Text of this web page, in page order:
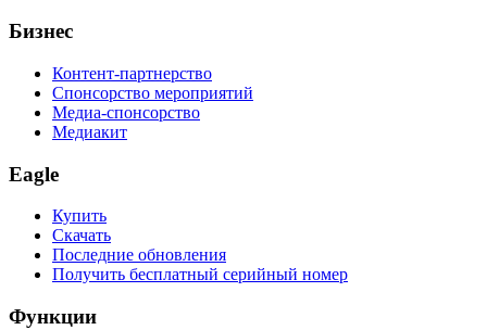
Бизнес
Контент-партнерство
Спонсорство мероприятий
Медиа-спонсорство
Медиакит
Eagle
Купить
Скачать
Последние обновления
Получить бесплатный серийный номер
Функции